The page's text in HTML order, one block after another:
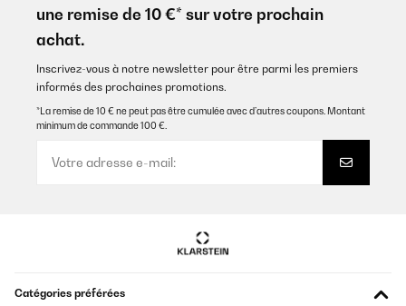
une remise de 10 €* sur votre prochain
achat.
Inscrivez-vous à notre newsletter pour être parmi les premiers
informés des prochaines promotions.
*La remise de 10 € ne peut pas être cumulée avec d’autres coupons. Montant
minimum de commande 100 €.
Catégories préférées